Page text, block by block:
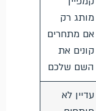
מותג רק
אם מתחרים
קונים את
השם שלכם
עדיין לא